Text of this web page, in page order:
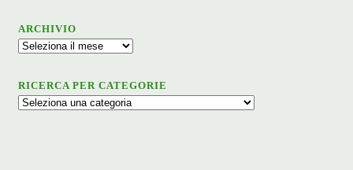
ARCHIVIO
Archivio
RICERCA PER CATEGORIE
Ricerca